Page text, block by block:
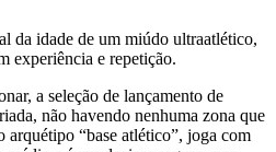
da idade de um miúdo ultraatlético,
experiência e repetição.
a seleção de lançamento de
não havendo nenhuma zona que
arquétipo “base atlético”, joga com